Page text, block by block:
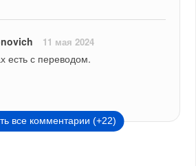
11 мая 2024
есть с переводом.
все комментарии (+22)